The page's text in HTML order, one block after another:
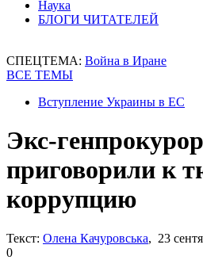
Наука
БЛОГИ ЧИТАТЕЛЕЙ
СПЕЦТЕМА: Война в Иране
ВСЕ ТЕМЫ
Вступление Украины в ЕС
Экс-
приговорили к
коррупцию
Текст: Олена Качуровська, 23
0